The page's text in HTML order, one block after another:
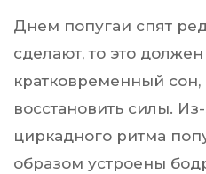
Днем попугаи спят
сделают, то это
кратковременный
восстановить силы.
циркадного ритма
образом устроены